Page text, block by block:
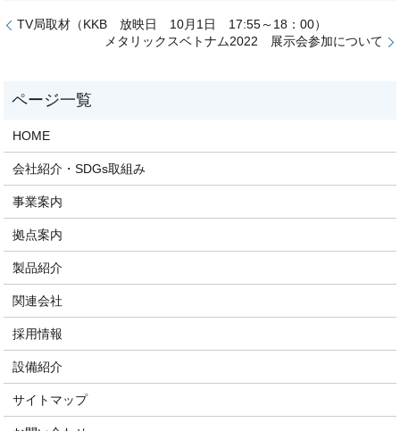
TV局取材（KKB 放映日 10月1日 17:55～18：00）
メタリックスベトナム2022 展示会参加について
HOME
会社紹介・SDGs取組み
事業案内
拠点案内
製品紹介
関連会社
採用情報
設備紹介
サイトマップ